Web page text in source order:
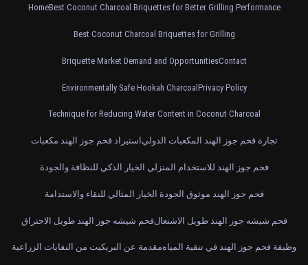
HomeBest Coconut Charcoal Briquettes for Better Grilling Performance
Best Coconut Charcoal Briquettes for Grilling
Briquette Market Demand and OpportunitiesContact
Environmentally Safe Hookah CharcoalPrivacy Policy
Technique for Reducing Water Content in Coconut Charcoal
استيراد فحم جوز الهند مكعبات تجارة فحم جوز الهند المكعبات الدولي
فحم جوز الهند للاستخدام المنزلي الخيار الذكي للنظافة والجودة
فحم جوز الهند موثوق الجودة الخيار المثالي للنقاء والاستدامة
فحم شيشه جوز الهند طويل الاحتراقفحم شيشه جوز الهند طويل الاشتعال
مقدمة عن البريكيت من النفايات الزراعيةوظيفة فحم جوز الهند في تنقية المياه